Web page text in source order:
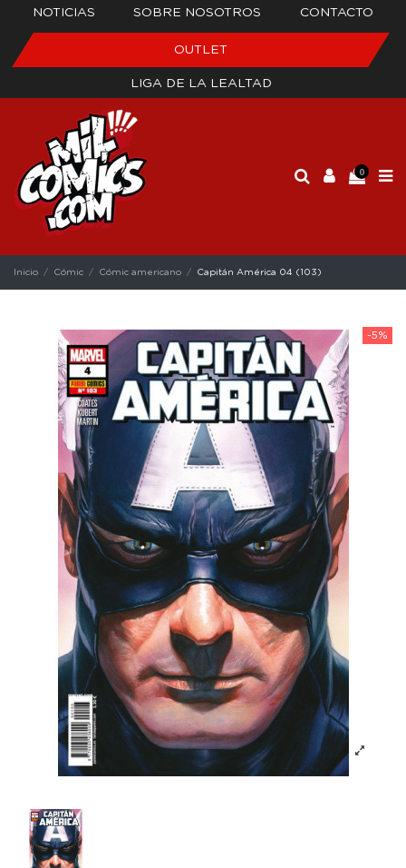
NOTICIAS SOBRE NOSOTROS CONTACTO
OUTLET
LIGA DE LA LEALTAD
0
Inicio Cómic Cómic americano Capitán América 04 (103)
-5%